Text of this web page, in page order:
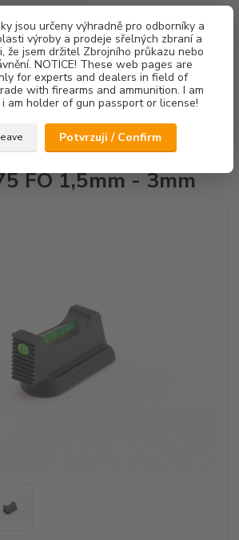
jsou určeny výhradně pro odborníky a
výroby a prodeje sřelných zbraní a
že jsem držitel Zbrojního průkazu nebo
NOTICE! These web pages are
for experts and dealers in field of
with firearms and ammunition. I am
am holder of gun passport or license!
Potvrzuji / Confirm
Menu
Hledat
za0,00 Kč
CZ 75 FO 1,5mm - 3mm
FO 1,5mm - 3mm